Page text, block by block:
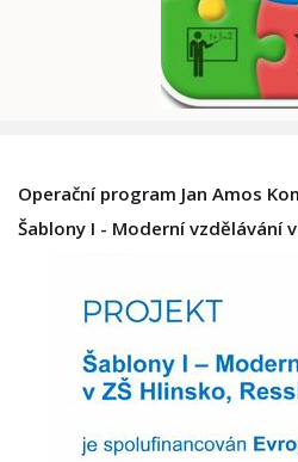
Operační program Jan Amos
Šablony I - Moderní vzdělávání